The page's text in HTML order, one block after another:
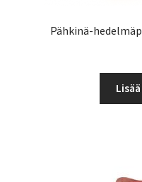
Pähkinä-